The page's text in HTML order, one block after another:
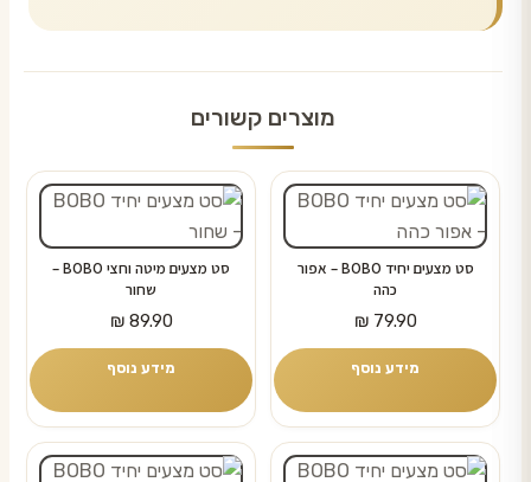
מוצרים קשורים
סט מצעים יחיד BOBO – אפור
כהה
₪79.90
מידע נוסף
סט מצעים מיטה וחצי BOBO –
שחור
₪89.90
מידע נוסף